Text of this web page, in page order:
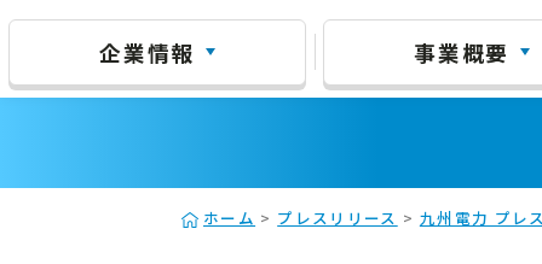
企業情報 事業概要
ホーム > プレスリリース > 九州電力 プレ